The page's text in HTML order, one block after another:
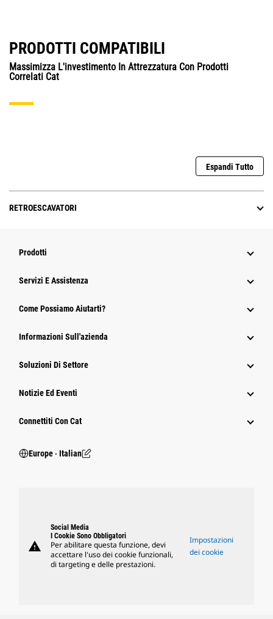
PRODOTTI COMPATIBILI
Massimizza L'investimento In Attrezzatura Con Prodotti
Correlati Cat
Espandi Tutto
RETROESCAVATORI
Prodotti
Servizi E Assistenza
Come Possiamo Aiutarti?
Informazioni Sull'azienda
Soluzioni Di Settore
Notizie Ed Eventi
Connettiti Con Cat
Europe ‧ Italian
warning
Social Media
I Cookie Sono Obbligatori
Per abilitare questa funzione, devi
accettare l'uso dei cookie funzionali,
di targeting e delle prestazioni.
Impostazioni
dei cookie